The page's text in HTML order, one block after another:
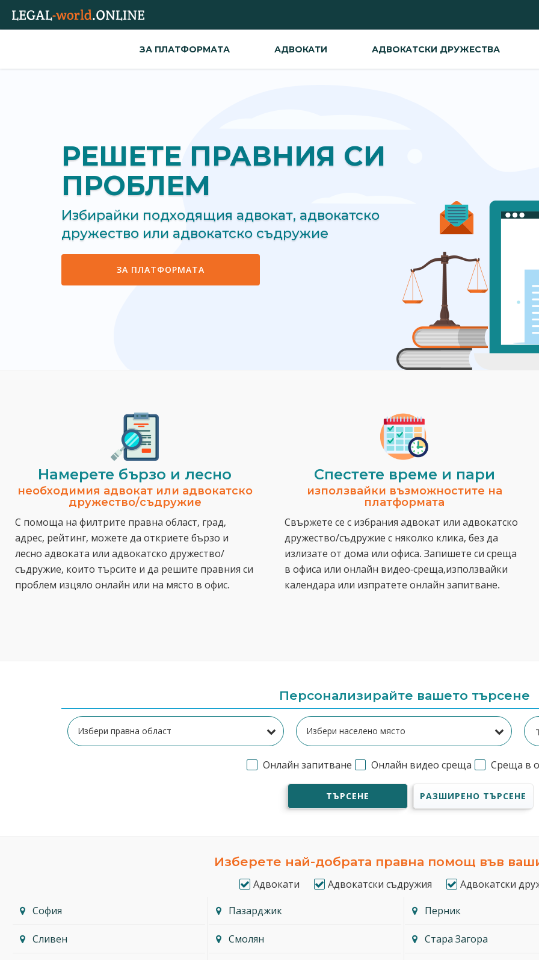
ЗА ПЛАТФОРМАТА АДВОКАТИ АДВОКАТСКИ ДРУЖЕСТВА
РЕШЕТЕ ПРАВНИЯ СИ
ПРОБЛЕМ
Избирайки подходящия адвокат, адвокатско
дружество или адвокатско съдружие
ЗА ПЛАТФОРМАТА
Намерете бързо и лесно
необходимия адвокат или адвокатско
дружество/съдружие
С помоща на филтрите правна област, град,
адрес, рейтинг, можете да откриете бързо и
лесно адвоката или адвокатско дружество/
съдружие, които търсите и да решите правния си
проблем изцяло онлайн или на място в офис.
Спестeте време и пари
използвайки възможностите на
платформата
Свържете се с избрания адвокат или адвокатско
дружество/съдружие с няколко клика, без да
излизате от дома или офиса. Запишете си среща
в офиса или онлайн видео-среща,използвайки
календара или изпратете онлайн запитване.
Персонализирайте вашето търсене
Онлайн запитване Онлайн видео среща Среща в
ТЪРСЕНЕ РАЗШИРЕНО ТЪРСЕНЕ
Изберете най-добрата правна помощ във
Адвокати Адвокатски съдружия
Адвокатски
София
Пазарджик Перник
Сливен Смолян Стара Загора